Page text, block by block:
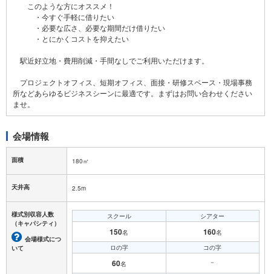
このような方にオススメ！
・今すぐ手軽に借りたい
・必要な広さ、必要な期間だけ借りたい
・とにかくコストを抑えたい
駅近好立地・費用削減・手間なしでご利用いただけます。
プロジェクトオフィス、短期オフィス、面接・研修スペース・現場事務
所などあらゆるビジネスシーンに最適です。まずはお問い合わせください
会場情報
面積 180㎡
天井高 2.5m
様式別収容人数
（キャパシティ）
会場様式につ
いて
スクール
150名
シアター
160名
ロの字
60名
コの字
－